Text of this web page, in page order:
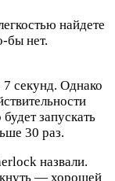
найдете
бы нет.
секунд. Однако
запускать
30 раз.
назвали.
— хорошей